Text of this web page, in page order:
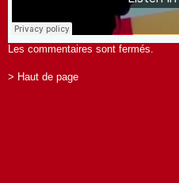
Les commentaires sont fermés.
> Haut de page